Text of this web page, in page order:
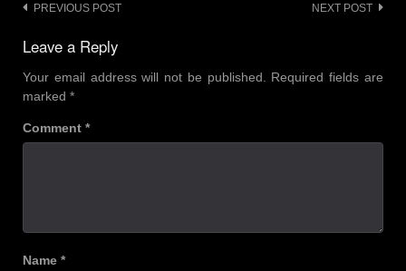
Post
navigation
PREVIOUS POST NEXT POST
Leave a Reply
Your email address will not be published.
Required fields are
marked *
Comment *
Name *